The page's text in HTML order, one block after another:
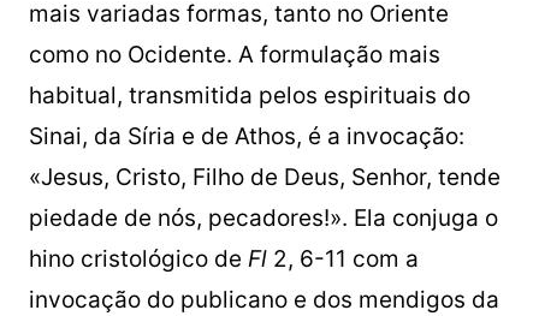
mais variadas formas, tanto no Oriente
como no Ocidente. A formulação mais
habitual, transmitida pelos espirituais do
Sinai, da Síria e de Athos, é a invocação:
«Jesus, Cristo, Filho de Deus, Senhor, tende
piedade de nós, pecadores!». Ela conjuga o
hino cristológico de Fl 2, 6-11 com a
invocação do publicano e dos mendigos da